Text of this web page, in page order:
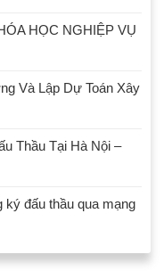
HỌC NGHIỆP VỤ
Và Lập Dự Toán Xây
Thầu Tại Hà Nội –
ký đấu thầu qua mạng